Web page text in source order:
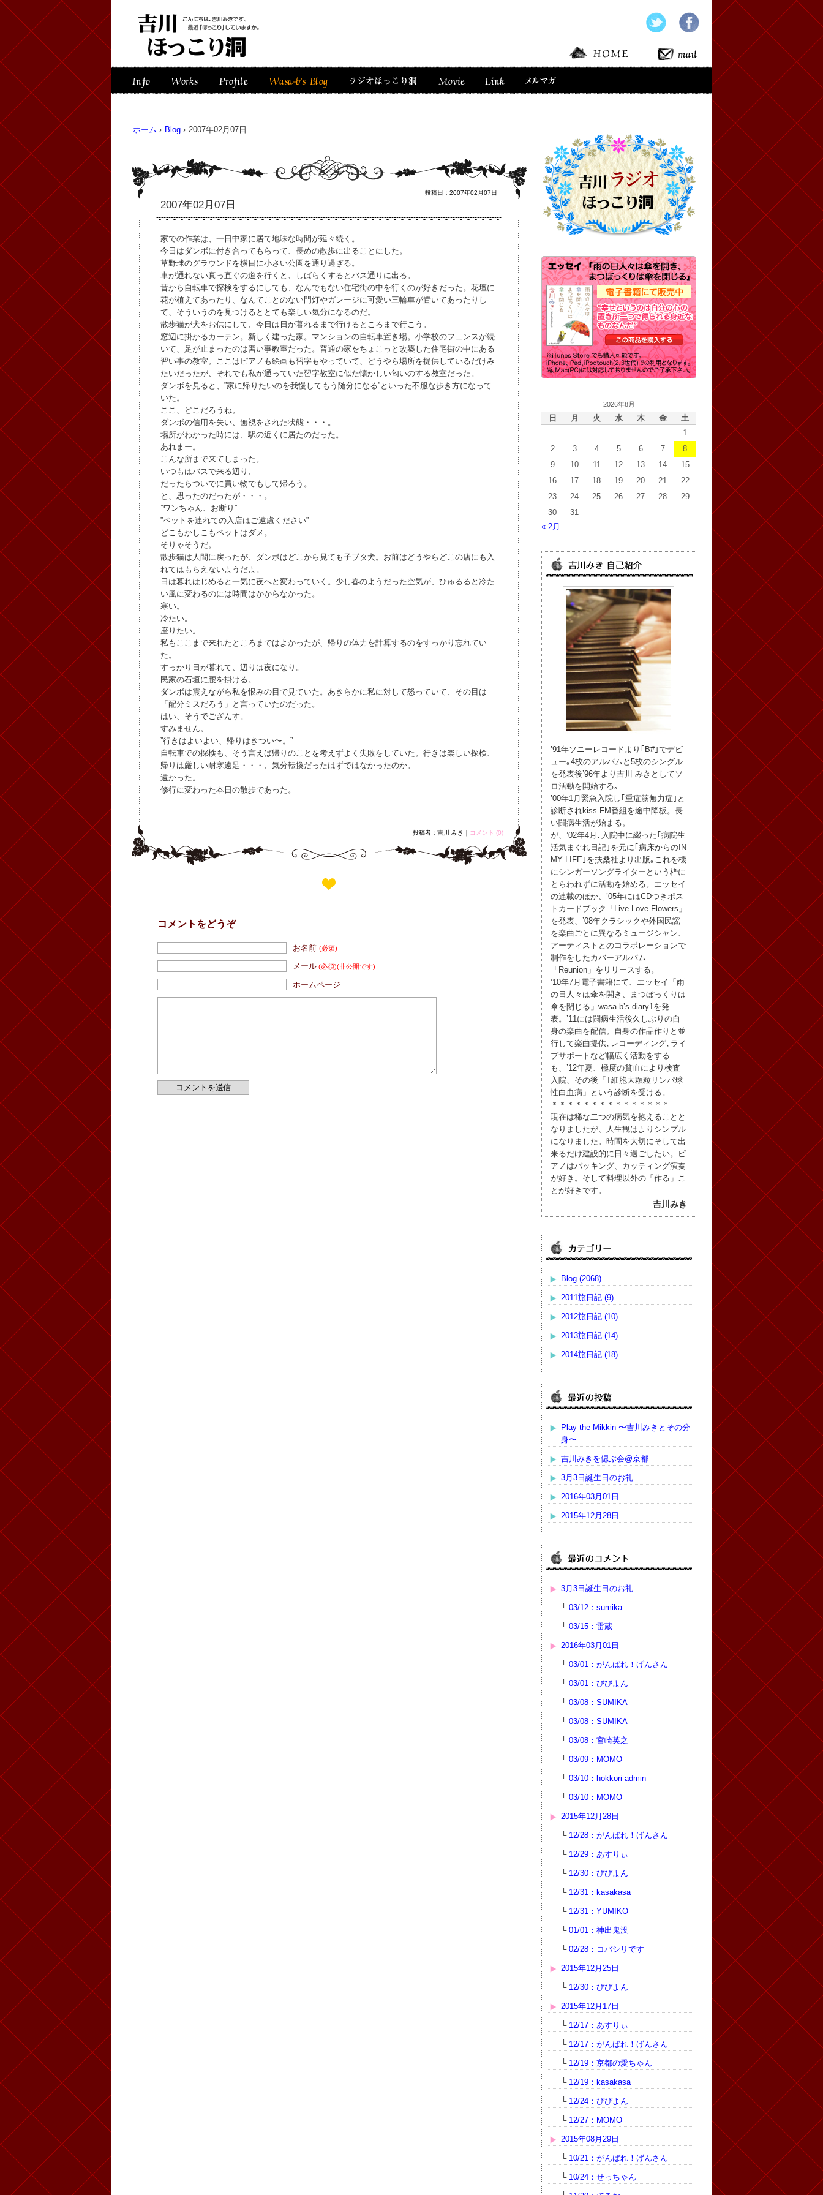
ホーム › Blog › 2007年02月07日
投稿日：2007年02月07日
2007年02月07日
家での作業は、一日中家に居て地味な時間が延々続く。
今日はダンボに付き合ってもらって、長めの散歩に出ることにした。
草野球のグラウンドを横目に小さい公園を通り過ぎる。
車が通れない真っ直ぐの道を行くと、しばらくするとバス通りに出る。
昔から自転車で探検をするにしても、なんでもない住宅街の中を行くのが好きだった。花壇に
花が植えてあったり、なんてことのない門灯やガレージに可愛い三輪車が置いてあったりし
て、そういうのを見つけるととても楽しい気分になるのだ。
散歩猫が犬をお供にして、今日は日が暮れるまで行けるところまで行こう。
窓辺に掛かるカーテン。新しく建った家。マンションの自転車置き場。小学校のフェンスが続
いて、足が止まったのは習い事教室だった。普通の家をちょこっと改築した住宅街の中にある
習い事の教室。ここはピアノも絵画も習字もやっていて、どうやら場所を提供しているだけみ
たいだったが、それでも私が通っていた習字教室に似た懐かしい匂いのする教室だった。
ダンボを見ると、”家に帰りたいのを我慢してもう随分になる”といった不服な歩き方になって
いた。
ここ、どこだろうね。
ダンボの信用を失い、無視をされた状態・・・。
場所がわかった時には、駅の近くに居たのだった。
あれまー。
こんな所まで来てしまった。
いつもはバスで来る辺り、
だったらついでに買い物でもして帰ろう。
と、思ったのだったが・・・。
”ワンちゃん、お断り”
”ペットを連れての入店はご遠慮ください”
どこもかしこもペットはダメ。
そりゃそうだ。
散歩猫は人間に戻ったが、ダンボはどこから見ても子ブタ犬。お前はどうやらどこの店にも入
れてはもらえないようだよ。
日は暮れはじめると一気に夜へと変わっていく。少し春のようだった空気が、ひゅるると冷た
い風に変わるのには時間はかからなかった。
寒い。
冷たい。
座りたい。
私もここまで来れたところまではよかったが、帰りの体力を計算するのをすっかり忘れてい
た。
すっかり日が暮れて、辺りは夜になり。
民家の石垣に腰を掛ける。
ダンボは震えながら私を恨みの目で見ていた。あきらかに私に対して怒っていて、その目は
「配分ミスだろう」と言っていたのだった。
はい、そうでござんす。
すみません。
”行きはよいよい、帰りはきつい〜。”
自転車での探検も、そう言えば帰りのことを考えずよく失敗をしていた。行きは楽しい探検、
帰りは厳しい耐寒遠足・・・、気分転換だったはずではなかったのか。
遠かった。
修行に変わった本日の散歩であった。
投稿者：吉川 みき｜ コメント (0)
コメントをどうぞ
お名前(必須)
メール (必須)(非公開です)
ホームページ
2026年8月
日 月 火 水 木 金
土
1
2
3 4 5 6 7
8
9
10 11 12 13 14
15
16
17 18 19 20 21
22
23
24 25 26 27 28
29
30
31
« 2月
’91年ソニーレコードより｢B#｣でデビ
ュー｡4枚のアルバムと5枚のシングル
を発表後’96年より吉川 みきとしてソ
ロ活動を開始する｡
’00年1月緊急入院し｢重症筋無力症｣と
診断されkiss FM番組を途中降板。長
い闘病生活が始まる。
が、’02年4月､入院中に綴った｢病院生
活気まぐれ日記｣を元に｢病床からのIN
MY LIFE｣を扶桑社より出版｡これを機
にシンガーソングライターという枠に
とらわれずに活動を始める。エッセイ
の連載のほか、’05年にはCDつきポス
トカードブック「Live Love Flowers」
を発表、’08年クラシックや外国民謡
を楽曲ごとに異なるミュージシャン、
アーティストとのコラボレーションで
制作をしたカバーアルバム
「Reunion」をリリースする。
’10年7月電子書籍にて、エッセイ「雨
の日人々は傘を開き、まつぼっくりは
傘を閉じる」wasa-b’s diary1を発
表。’11には闘病生活後久しぶりの自
身の楽曲を配信。自身の作品作りと並
行して楽曲提供､レコーディング､ライ
ブサポートなど幅広く活動をする
も、’12年夏、極度の貧血により検査
入院、その後「T細胞大顆粒リンパ球
性白血病」という診断を受ける。
＊＊＊＊＊＊＊＊＊＊＊＊＊＊＊
現在は稀な二つの病気を抱えることと
なりましたが、人生観はよりシンプル
になりました。時間を大切にそして出
来るだけ建設的に日々過ごしたい。ピ
アノはバッキング、カッティング演奏
が好き。そして料理以外の「作る」こ
とが好きです。
吉川みき
Blog (2068)
2011旅日記 (9)
2012旅日記 (10)
2013旅日記 (14)
2014旅日記 (18)
Play the Mikkin 〜吉川みきとその分
身〜
吉川みきを偲ぶ会@京都
3月3日誕生日のお礼
2016年03月01日
2015年12月28日
3月3日誕生日のお礼
└ 03/12：sumika
└ 03/15：雷蔵
2016年03月01日
└ 03/01：がんばれ！げんさん
└ 03/01：びびよん
└ 03/08：SUMIKA
└ 03/08：SUMIKA
└ 03/08：宮崎英之
└ 03/09：MOMO
└ 03/10：hokkori-admin
└ 03/10：MOMO
2015年12月28日
└ 12/28：がんばれ！げんさん
└ 12/29：あすりぃ
└ 12/30：びびよん
└ 12/31：kasakasa
└ 12/31：YUMIKO
└ 01/01：神出鬼没
└ 02/28：コバシリです
2015年12月25日
└ 12/30：びびよん
2015年12月17日
└ 12/17：あすりぃ
└ 12/17：がんばれ！げんさん
└ 12/19：京都の愛ちゃん
└ 12/19：kasakasa
└ 12/24：びびよん
└ 12/27：MOMO
2015年08月29日
└ 10/21：がんばれ！げんさん
└ 10/24：せっちゃん